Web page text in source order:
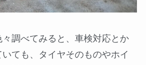
調べてみると、車検対応とか
ても、タイヤそのものやホイ